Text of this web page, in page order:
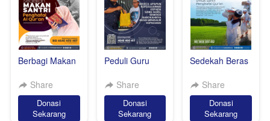
Berbagi Makan
Penghafal
Quran
Share
Donasi
Sekarang
Peduli Guru
Pedalaman
Share
Donasi
Sekarang
Sedekah Beras
Share
Donasi
Sekarang